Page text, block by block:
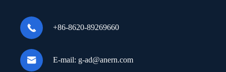
 +86-8620-89269660
 E-mail: g-ad@anern.com